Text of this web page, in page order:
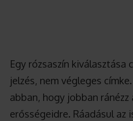
Egy rózsaszín kiválasztása
jelzés, nem végleges
abban, hogy jobban ránézz
erősségeidre. Ráadásul az